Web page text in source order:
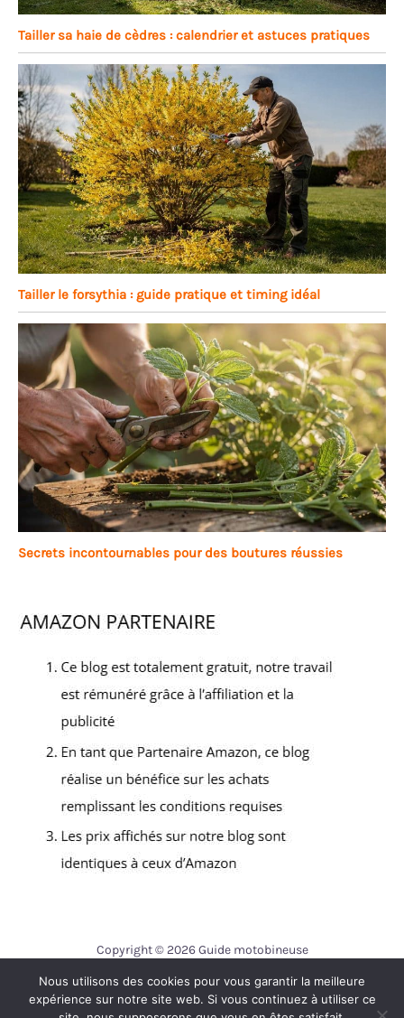
Tailler sa haie de cèdres : calendrier et astuces pratiques
Tailler le forsythia : guide pratique et timing idéal
Secrets incontournables pour des boutures réussies
Copyright © 2026 Guide motobineuse
Contact
Mentions légales
Nous utilisons des cookies pour vous garantir la meilleure
expérience sur notre site web. Si vous continuez à utiliser ce